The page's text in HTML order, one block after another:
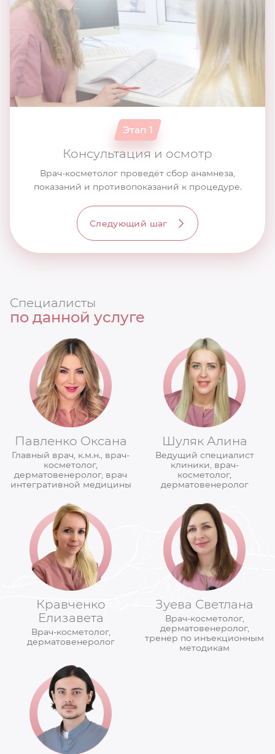
Этап 1
Консультация и осмотр
Врач-косметолог проведёт сбор анамнеза,
показаний и противопоказаний к процедуре.
Следующий шаг
Специалисты
по данной услуге
Павленко Оксана
Главный врач, к.м.н., врач-
косметолог,
дерматовенеролог, врач
интегративной медицины
Шуляк Алина
Ведущий специалист
клиники, врач-
косметолог,
дерматовенеролог
Кравченко
Елизавета
Врач-косметолог,
дерматовенеролог
Зуева Светлана
Врач-косметолог,
дерматовенеролог,
тренер по инъекционным
методикам